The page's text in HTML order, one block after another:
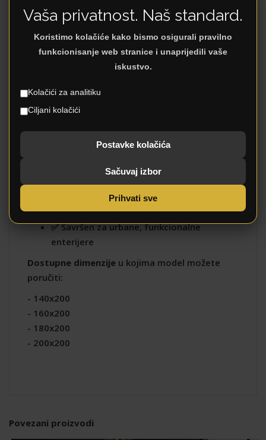
pogledati i isprobati uprodajnom salonu Dezen
Namještaj
Napomena: Vrijednost dimenzija može imati
✅ Integrisani prostor za odlaganje
✅ Mogućnost izbora boje i štofa
✅ Dostupan s madracem ili bez
✅ Savršen za urbane, funkcionalne
enterijere
Dostupne dimenzije u kojima model možete
poručiti:
- 140x200
- 160x200
- 180x200
- 200x200
Povezani proizvodi
Vaša privatnost. Naš standard.
Koristimo kolačiće kako bismo osigurali pravilno
funkcionisanje web stranice i unaprijedili vaše
iskustvo.
Kolačići za analitiku
Ciljani kolačići
Postavke kolačića
Sačuvaj izbor
Prihvati sve